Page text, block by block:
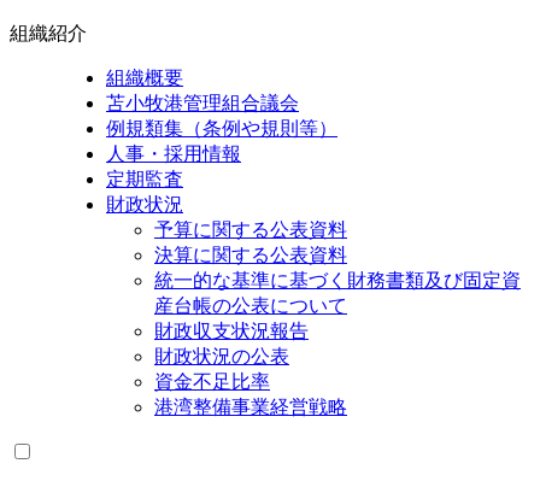
組織紹介
組織概要
苫小牧港管理組合議会
例規類集（条例や規則等）
人事・採用情報
定期監査
財政状況
予算に関する公表資料
決算に関する公表資料
統一的な基準に基づく財務書類及び固定資
産台帳の公表について
財政収支状況報告
財政状況の公表
資金不足比率
港湾整備事業経営戦略